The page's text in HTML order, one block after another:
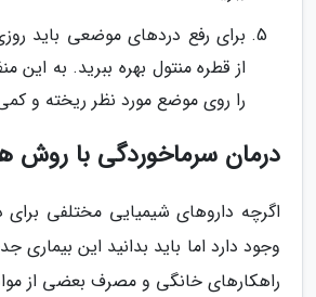
برای رفع دردهای موضعی باید
از قطره منتول بهره ببرید. به این
را روی موضع مورد نظر ریخته و
درمان سرماخوردگی با روش
اگرچه داروهای شیمیایی مختلفی برای
وجود دارد اما باید بدانید این بیماری
راهکارهای خانگی و مصرف بعضی از